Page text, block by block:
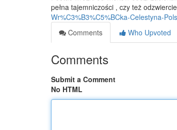
pełna tajemniczości , czy też
Wr%C3%B3%C5%BCka-Celestyna-
Comments
Who Upvoted
Comments
Submit a Comment
No HTML